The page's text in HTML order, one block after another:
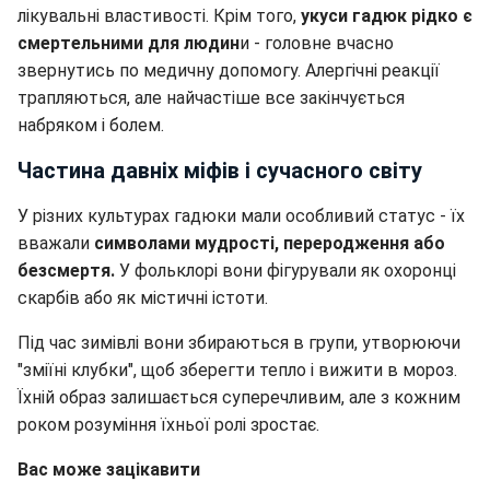
лікувальні властивості. Крім того, укуси гадюк рідко є
смертельними для людини - головне вчасно
звернутись по медичну допомогу. Алергічні реакції
трапляються, але найчастіше все закінчується
набряком і болем.
Частина давніх міфів і сучасного світу
У різних культурах гадюки мали особливий статус - їх
вважали символами мудрості, переродження або
безсмертя. У фольклорі вони фігурували як охоронці
скарбів або як містичні істоти.
Під час зимівлі вони збираються в групи, утворюючи
"зміїні клубки", щоб зберегти тепло і вижити в мороз.
Їхній образ залишається суперечливим, але з кожним
роком розуміння їхньої ролі зростає.
Вас може зацікавити